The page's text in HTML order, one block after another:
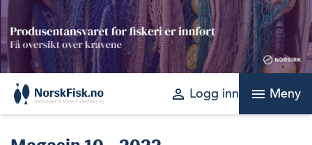
Skip
to
content
perm_identity Logg inn menu Meny